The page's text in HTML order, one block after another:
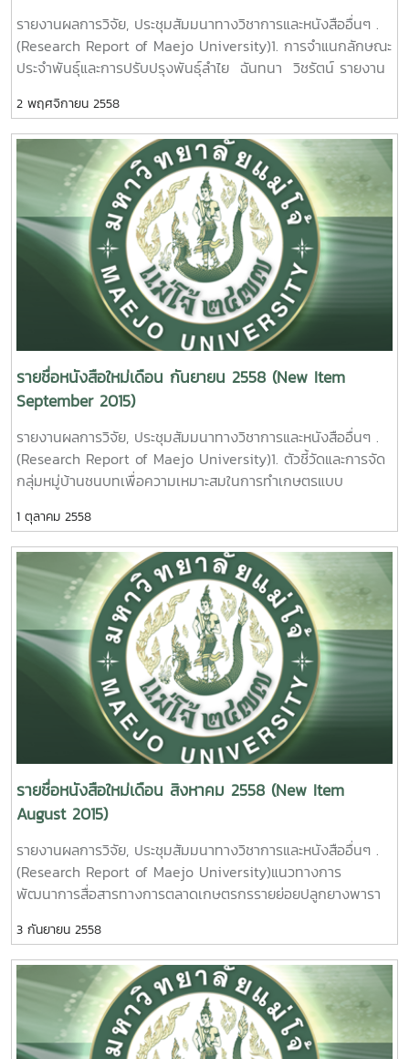
รายงานผลการวิจัย, ประชุมสัมมนาทางวิชาการและหนังสืออื่นๆ .
(Research Report of Maejo University)1. การจำแนกลักษณะ
ประจำพันธุ์และการปรับปรุงพันธุ์ลำไย ฉันทนา วิชรัตน์ รายงาน
ช38. 09 Classification of Longan Germplasm and
Breeding Program.Chantana Wicharatana Maejo
University. 2015. 2. อิทธิพลของต้นตอลำไยต่อการเจริญ
เติบโตทนแล้งและทนโรคของลำไยพันธุ์ดอ. นพพร บุญปลอด
รายงานผลการวิจัยมหาวิทยาลัยแม่โจ้44หน้า.เลขเรียกหนังสือ
2558 /ช38. 10 The Influence of Rootstocks on Growth,
Longan Decline, and Drought of Longan CV. ‘Dew’.
Nopporn Boonplod Maejo University. 2015.
3. โครงการอนุรักษ์และพัฒนาพันธุ์ลำไย ธีร
นุช เจริญกิจ รายงานผลการวิจัยมหาวิทยาลัยแม่โจ้ 45 หน้า.
เลขเรียกหนังสือ 2558 / ช38. 11 Germplasm Resources
and Cultivar Development for Longan [
DimocarpuslonganLour. ] . Theeranuch Jaroenkit
4. ผลของวิธีการทำแห้ง
ต่อความสามารถในการต้านออซิเดชันของสาหร่ายสไปรูลิน่า [
Spirulina platensis ]. วิจิตรา แดงปรก. รายงานผลการวิจัย
มหาวิทยาลัยแม่โจ้. 97 หน้า. เลขเรียกหนังสือ 2558 /ช43. 13
Effect of Drying Method on
Antioxidant Activities of Spirulina [ Spirulina platensis
]. Wichittra Daengprok Maejo University. 2015.
5. การศึกษาศักยภาพในการนำเศษ
วัสดุจากการตัดแต่งกิ่งลำไยมาผลิตเอทานอล. มยุรา ศรีกัลยานุ
กูล รายงานผลการวิจัยมหาวิทยาลัยแม่โจ้ 80 หน้า. เลขเรียก
หนังสือ 2558 / 36 A study on the possibility of
longan tree trimming waste for the bioethanol
productionerms Mayura Srikanlayanukul Maejo
University. 2015. 6. ดัชนีความสุขของชุมชนบริเวณรอบ
พื้นที่ป่าอนุรักษ์มหาวิทยาลัยแม่โจ้ – แพร่ ฑีฆา โยธาภักดีรายงาน
ผลการวิจัยมหาวิทยาลัยแม่โจ้. 70 หน้า. เลขเรียกหนังสือ 2558
/ 37 Community Happiness Index around
Forest Conservation of Maejo University Phrae Campus,
Phrae Province Teeka Yotapakdee Maejo University.
2015. 7. ปัจจัยที่เป็นตัวกำหนดการทำเกษตรอินทรีย์ของ
เกษตรกรในพื้นที่ ตำบลแม่แฝก อำเภอสันทราย จังหวัดเชียงใหม่
วีร์ พวงเพิกศึก รายงานผลการวิจัยมหาวิทยาลัยแม่โจ้ 99
หน้าเลขเรียกหนังสือ 2558 / 38 Factors Determenant the
Organic Farming of Farmer In Tambon MaeFag Sansai
Chiangmai Thailand .Wee Poungperksuk Maejo
University. 2015.
2 พฤศจิกายน 2558
รายชื่อหนังสือใหม่เดือน กันยายน 2558 (New Item
September 2015)
รายงานผลการวิจัย, ประชุมสัมมนาทางวิชาการและหนังสืออื่นๆ .
(Research Report of Maejo University)1. ตัวชี้วัดและการจัด
กลุ่มหมู่บ้านชนบทเพื่อความเหมาะสมในการทำเกษตรแบบ
มหาวิทยาลัยแม่โจ้ 82 หน้า. เลขเรียกหนังสือ 2558 /
30Indicators and Clustering of Rural Villages for
Appropriate in Organic Agricultural Practice. Phahol
Sakkatat Maejo University. 2015. 2.การ
พัฒนาศักยภาพเกษตรกรรายย่อยปลูกยางพาราในภาคเหนือตอน
บน. นคเรศ รังควัต รายงานผลการวิจัยมหาวิทยาลัยแม่โจ้ 74
หน้า. เลขเรียกหนังสือ 2558 /31
The Efficiency Development of Smallholder Rubber
Farms in Northern, Thailand . Nakarate Rungkawat
Maejo University. 2015. 3. การตรวจสอบ
ปริมาณแก๊สแอมโมเนียที่เป็นพาจากโรงงานอุตสาหกรรมเกษตร
ด้วยเซนเซอร์ที่ประดิษฐ์จากอนุภาคนาโนเฟอริกออกไซด์ที่อุณหภูมิ
ต่ำ นิตยา ตาแม่ก๋ง รายงานผลการวิจัยมหาวิทยาลัยแม่โจ้ 69
หน้า. เลขเรียกหนังสือ 2558 /32
Noxious NG3 Gas from agro Industry with Sensors
Fabricated from Fe2O3. Nanoparticles at low
temperature. Nitaya tamaeklong Maejo University.
2015.4. การเพิ่มประสิทธิภาพในการจับแก๊สที่เป็นอันตรายต่อสิ่ง
แวดล้อมโดยใช้ฟิลม์ที่เจือด้วยแพทตินัมจากการสังเคราะห์โดยวิธีไฮ
โดรเทอร์มอล / รายงานผลการวิจัยมหาวิทยาลัยแม่โจ้ 108 หน้า.
เลขเรียกหนังสือ 2558 / 33
Enhance Sensing Performance of Environmentally
Hazardous Gas Based on Hydrothermaly . Synthesis of
1 ตุลาคม 2558
รายชื่อหนังสือใหม่เดือน สิงหาคม 2558 (New Item
August 2015)
รายงานผลการวิจัย, ประชุมสัมมนาทางวิชาการและหนังสืออื่นๆ .
(Research Report of Maejo University)แนวทางการ
พัฒนาการสื่อสารทางการตลาดเกษตรกรรายย่อยปลูกยางพารา
มหาวิทยาลัยแม่โจ้ 86 หน้า. เลขเรียกหนังสือ 2558 / ช46.
03Guidelines of Marketing Communication Development
for Smallholder Rubber Farms in Northern, Thailand.
Udomwit Nakdontree Maejo University. 2015.
2. ยุทธศาสตร์การท่องเที่ยวเชิงนิเวศตำบลแม่
3 กันยายน 2558